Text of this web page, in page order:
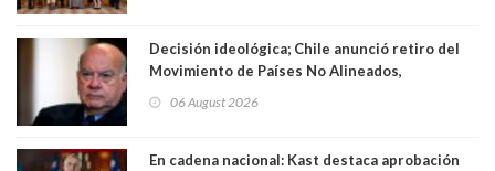
Decisión ideológica; Chile anunció retiro del
Movimiento de Países No Alineados,
1971. Excanciller Insulza lamentó decisión
06 August 2026
En cadena nacional: Kast destaca aprobación